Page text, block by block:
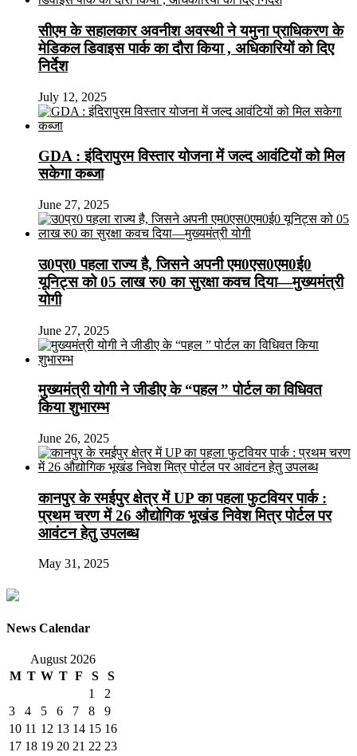
सीएम के सहालकार अवनीश अवस्थी ने यमुना प्राधिकरण के
मेडिकल डिवाइस पार्क का दौरा किया , अधिकारियों को दिए
निर्देश
July 12, 2025
GDA : इंदिरापुरम विस्तार योजना में जल्द आवंटियों को मिल
सकेगा कब्जा
June 27, 2025
उ0प्र0 पहला राज्य है, जिसने अपनी एम0एस0एम0ई0
यूनिट्स को 05 लाख रु0 का सुरक्षा कवच दिया—मुख्यमंत्री
योगी
June 27, 2025
मुख्यमंत्री योगी ने जीडीए के “पहल ” पोर्टल का विधिवत
किया शुभारम्भ
June 26, 2025
कानपुर के रमईपुर क्षेत्र में UP का पहला फुटवियर पार्क :
प्रथम चरण में 26 औद्योगिक भूखंड निवेश मित्र पोर्टल पर
आवंटन हेतु उपलब्ध
May 31, 2025
News Calendar
August 2026
M T W T F S
S
1
2
3
4 5 6 7 8
9
10 11 12 13 14 15 16
17 18 19 20 21 22 23